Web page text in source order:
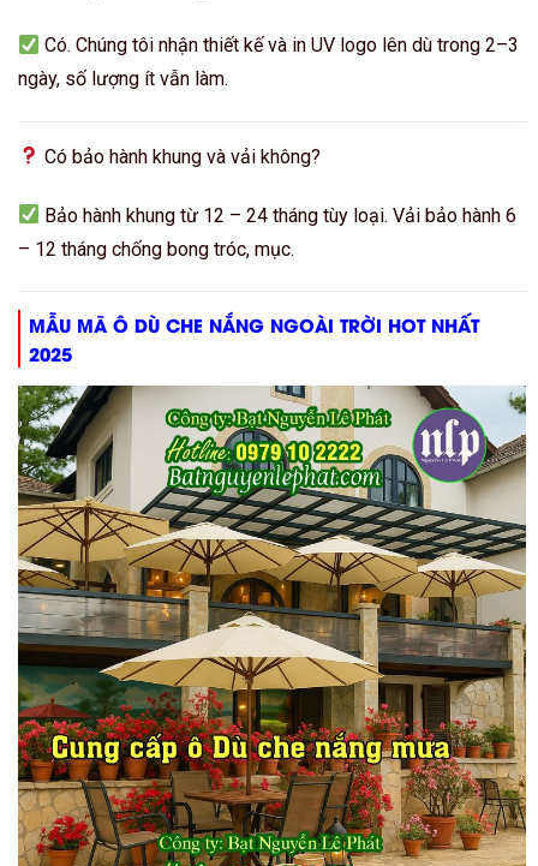
Có. Chúng tôi nhận thiết kế và in UV logo lên dù trong 2–3
ngày, số lượng ít vẫn làm.
Có bảo hành khung và vải không?
Bảo hành khung từ 12 – 24 tháng tùy loại. Vải bảo hành 6
– 12 tháng chống bong tróc, mục.
MẪU MÃ Ô DÙ CHE NẮNG NGOÀI TRỜI HOT NHẤT
2025